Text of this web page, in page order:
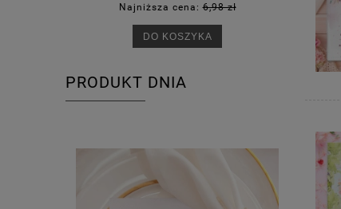
Najniższa cena:6,98 zł
DO KOSZYKA
PRODUKT DNIA